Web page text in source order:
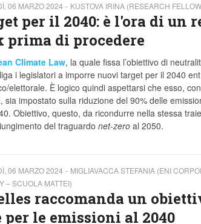
06 MARZO 2024 KUSTOVA IRINA (RESEARCH
per il 2040: è l'ora di un
prima di procedere
Climate Law, la quale fissa l’obiettivo di
i legislatori a imporre nuovi target per il 2040
elettorale. È logico quindi aspettarsi che esso,
sia impostato sulla riduzione del 90% delle
Obiettivo, questo, da ricondurre nella stessa
del traguardo net-zero al 2050.
06 MARZO 2024
MIGLIAVACCA STEFANIA (ENI
– SCUOLA MATTEI)
raccomanda un
per le emissioni al 2040